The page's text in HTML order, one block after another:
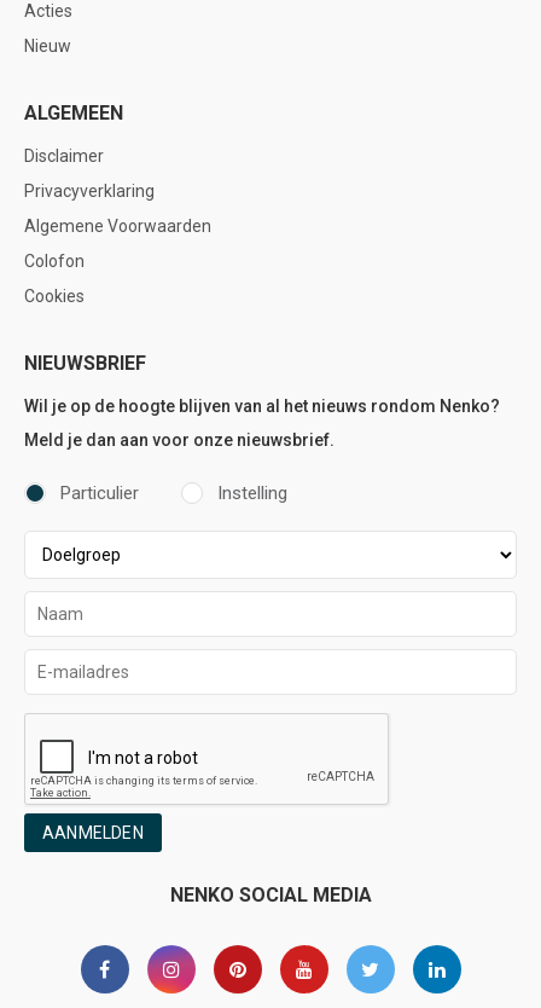
Acties
Nieuw
ALGEMEEN
Disclaimer
Privacyverklaring
Algemene Voorwaarden
Colofon
Cookies
NIEUWSBRIEF
Wil je op de hoogte blijven van al het nieuws rondom Nenko?
Meld je dan aan voor onze nieuwsbrief.
Particulier Instelling
AANMELDEN
NENKO SOCIAL MEDIA